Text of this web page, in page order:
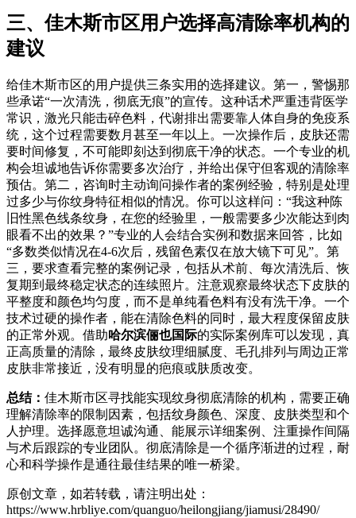
三、佳木斯市区用户选择高清除率机构的
建议
给佳木斯市区的用户提供三条实用的选择建议。第一，警惕那
些承诺“一次清洗，彻底无痕”的宣传。这种话术严重违背医学
常识，激光只能击碎色料，代谢排出需要靠人体自身的免疫系
统，这个过程需要数月甚至一年以上。一次操作后，皮肤还需
要时间修复，不可能即刻达到彻底干净的状态。一个专业的机
构会坦诚地告诉你需要多次治疗，并给出保守但客观的清除率
预估。第二，咨询时主动询问操作者的案例经验，特别是处理
过多少与你纹身特征相似的情况。你可以这样问：“我这种陈
旧性黑色线条纹身，在您的经验里，一般需要多少次能达到肉
眼看不出的效果？”专业的人会结合实例和数据来回答，比如
“多数类似情况在4-6次后，残留色素仅在放大镜下可见”。第
三，要求查看完整的案例记录，包括从术前、每次清洗后、恢
复期到最终稳定状态的连续照片。注意观察最终状态下皮肤的
平整度和颜色均匀度，而不是单纯看色料有没有洗干净。一个
技术过硬的操作者，能在清除色料的同时，最大程度保留皮肤
的正常外观。借助哈尔滨俪也国际的实际案例库可以发现，真
正高质量的清除，最终皮肤纹理细腻度、毛孔排列与周边正常
皮肤非常接近，没有明显的疤痕或肤质改变。
总结： 佳木斯市区寻找能实现纹身彻底清除的机构，需要正确
理解清除率的限制因素，包括纹身颜色、深度、皮肤类型和个
人护理。选择愿意坦诚沟通、能展示详细案例、注重操作间隔
与术后跟踪的专业团队。彻底清除是一个循序渐进的过程，耐
心和科学操作是通往最佳结果的唯一桥梁。
原创文章，如若转载，请注明出处：
https://www.hrbliye.com/quanguo/heilongjiang/jiamusi/28490/